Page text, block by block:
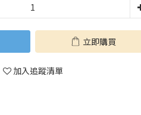
立即購買
加入追蹤清單